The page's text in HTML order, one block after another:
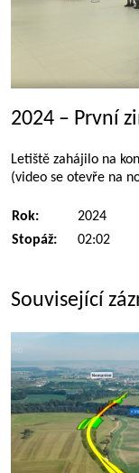
2024 – První
Letiště zahájilo na
(video se otevře na
Rok:
2024
Stopáž:
02:02
Související